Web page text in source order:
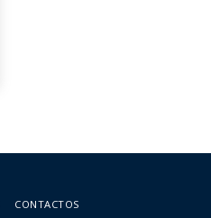
CONTACTOS